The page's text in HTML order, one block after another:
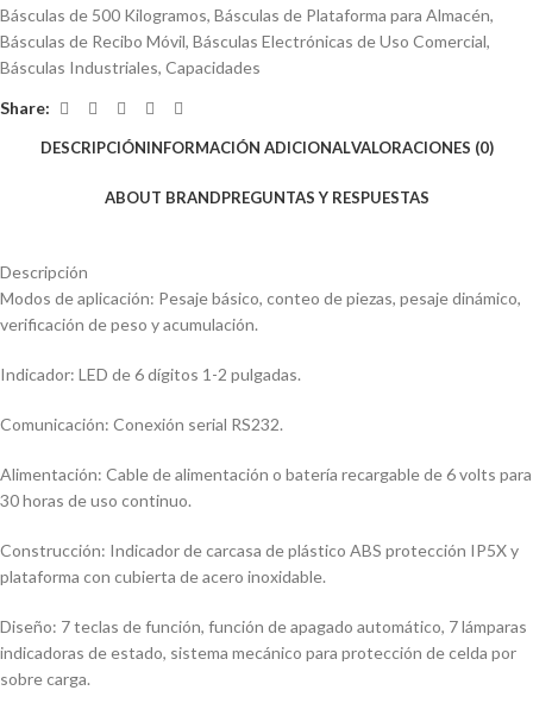
Básculas de 500 Kilogramos, Básculas de Plataforma para Almacén,
Básculas de Recibo Móvil, Básculas Electrónicas de Uso Comercial,
Básculas Industriales, Capacidades
Share:
DESCRIPCIÓNINFORMACIÓN ADICIONALVALORACIONES (0)
ABOUT BRANDPREGUNTAS Y RESPUESTAS
Descripción
Modos de aplicación: Pesaje básico, conteo de piezas, pesaje dinámico,
verificación de peso y acumulación.
Indicador: LED de 6 dígitos 1-2 pulgadas.
Comunicación: Conexión serial RS232.
Alimentación: Cable de alimentación o batería recargable de 6 volts para
30 horas de uso continuo.
Construcción: Indicador de carcasa de plástico ABS protección IP5X y
plataforma con cubierta de acero inoxidable.
Diseño: 7 teclas de función, función de apagado automático, 7 lámparas
indicadoras de estado, sistema mecánico para protección de celda por
sobre carga.